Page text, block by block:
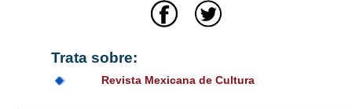
Trata sobre:
Revista Mexicana de Cultura